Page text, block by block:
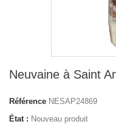
Neuvaine à Saint
Référence NESAP24869
État : Nouveau produit